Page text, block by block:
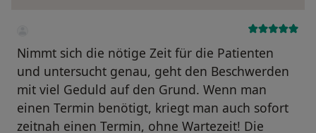
Nimmt sich die nötige Zeit für die Patienten
und untersucht genau, geht den Beschwerden
mit viel Geduld auf den Grund. Wenn man
einen Termin benötigt, kriegt man auch sofort
zeitnah einen Termin, ohne Wartezeit! Die